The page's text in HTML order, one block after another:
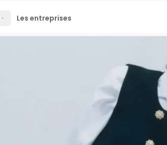
Les entreprises